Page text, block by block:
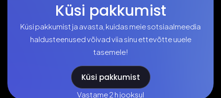
Küsi pakkumist
Küsi pakkumist ja avasta, kuidas meie sotsiaalmeedia
haldusteenused võivad viia sinu ettevõtte uuele
tasemele!
Küsi pakkumist
Vastame 2 h jooksul